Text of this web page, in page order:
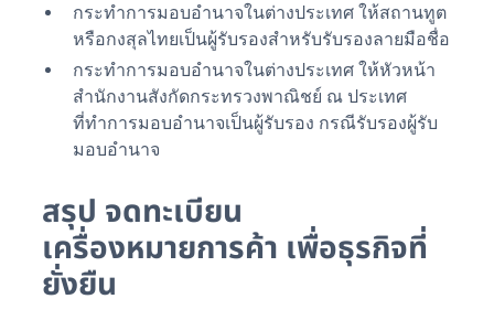
กระทำการมอบอำนาจในต่างประเทศ ให้สถานทูต
หรือกงสุลไทยเป็นผู้รับรองสำหรับรับรองลายมือชื่อ
กระทำการมอบอำนาจในต่างประเทศ ให้หัวหน้า
สำนักงานสังกัดกระทรวงพาณิชย์ ณ ประเทศ
ที่ทำการมอบอำนาจเป็นผู้รับรอง กรณีรับรองผู้รับ
มอบอำนาจ
สรุป จดทะเบียน
เครื่องหมายการค้า เพื่อธุรกิจที่
ยั่งยืน